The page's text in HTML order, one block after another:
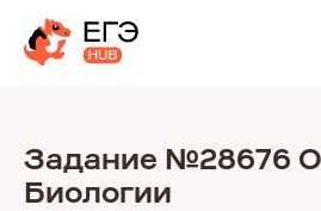
Задание №28676
Биологии